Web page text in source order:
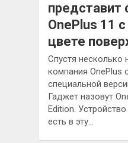
представит
OnePlus 11
цвете
Спустя несколько
компания OnePlus
специальной
Гаджет назовут
Edition.
есть в эту…